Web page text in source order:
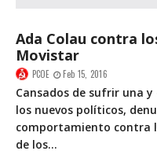
Ada Colau contra
Movistar
PCOE Feb 15, 2016
Cansados de sufrir una
los nuevos políticos,
comportamiento contra
de los...